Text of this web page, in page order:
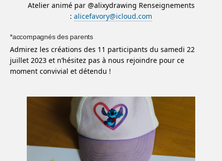
Atelier animé par @alixydrawing Renseignements
: alicefavory@icloud.com
*accompagnés des parents
Admirez les créations des 11 participants du samedi 22
juillet 2023 et n’hésitez pas à nous rejoindre pour ce
moment convivial et détendu !